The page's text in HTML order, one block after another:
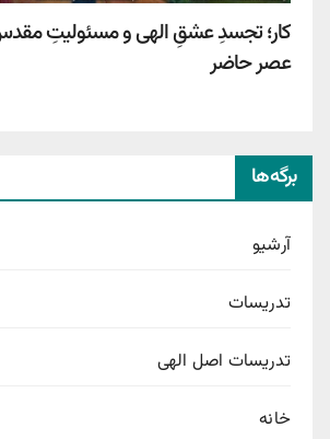
کار؛ تجسدِ عشقِ الهی و مسئولیتِ
عصر حاضر
برگه‌ها
آرشیو
تدریسات
تدریسات اصل الهی
خانه